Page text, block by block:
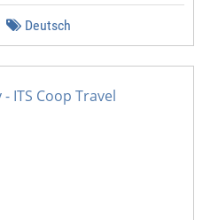
Deutsch